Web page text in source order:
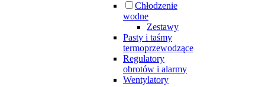
Chłodzenie
wodne
Zestawy
Pasty i taśmy
termoprzewodzące
Regulatory
obrotów i alarmy
Wentylatory